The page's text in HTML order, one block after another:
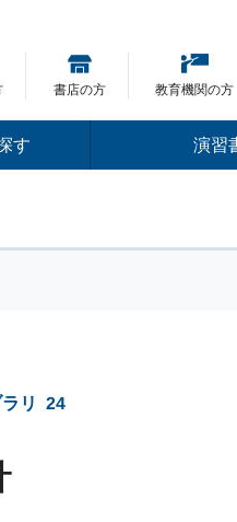
書店の方 教育機関の方
す 演習
リ 24